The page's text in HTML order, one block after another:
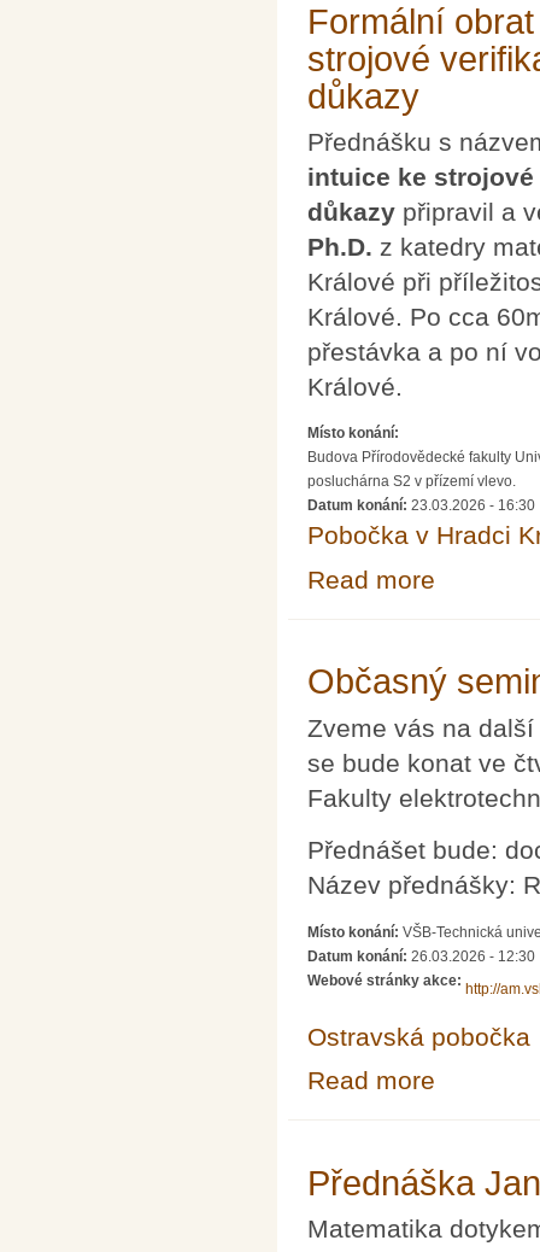
Formální
strojové
důkazy
Přednášku s
intuice ke
důkazy připravil a
Ph.D. z katedry
Králové při
Králové. Po cca
přestávka a po ní
Králové.
Místo konání:
Budova Přírodovědecké fakulty
posluchárna S2 v přízemí vlevo.
Datum konání: 23.03.2026 - 16:30
Pobočka v Hradci
Read more
Občasný
Zveme vás na
se bude konat ve
Fakulty
Přednášet bude:
Název přednášky:
Místo konání: VŠB-Technická
Datum konání: 26.03.2026 - 12:30
Webové stránky akce:
http://
Ostravská pobočka
Read more
Přednáška
Matematika